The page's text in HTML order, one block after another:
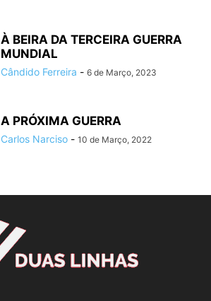
À BEIRA DA TERCEIRA GUERRA
MUNDIAL
Cândido Ferreira - 6 de Março, 2023
A PRÓXIMA GUERRA
Carlos Narciso - 10 de Março, 2022